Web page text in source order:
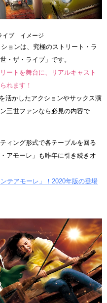
イブ イメージ
ョンは、究極のストリート・ラ
・ザ・ライブ」です。
ートを舞台に、リアルキャスト
れます！
活かしたアクションやサックス演
三世ファンなら必見の内容で
ィング形式で各テーブルを回る
アモーレ」も昨年に引き続きオ
テアモーレ」！2020年版の登場